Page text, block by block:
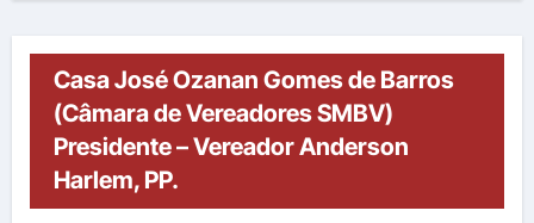
Casa José Ozanan Gomes de Barros
(Câmara de Vereadores SMBV)
Presidente – Vereador Anderson
Harlem, PP.